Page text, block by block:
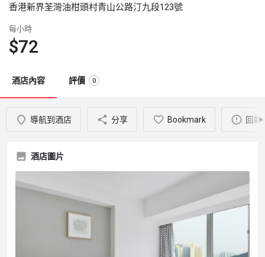
香港新界荃灣油柑頭村青山公路汀九段123號
每小時
$72
酒店內容 評價 0
導航到酒店 分享 Bookmark 回報
酒店圖片